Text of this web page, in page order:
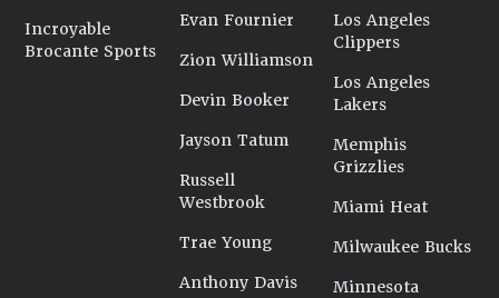
Incroyable
Brocante Sports
Evan Fournier
Zion Williamson
Devin Booker
Jayson Tatum
Russell
Westbrook
Trae Young
Anthony Davis
Los Angeles
Clippers
Los Angeles
Lakers
Memphis
Grizzlies
Miami Heat
Milwaukee Bucks
Minnesota